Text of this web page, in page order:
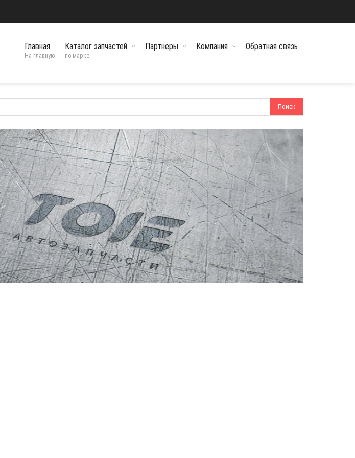
Главная
На главную
Каталог запчастей
по марке
Партнеры Компания Обратная связь